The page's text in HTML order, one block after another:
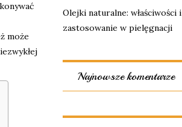
może
Olejki naturalne: właściwości i
zastosowanie w pielęgnacji
Najnowsze komentarze